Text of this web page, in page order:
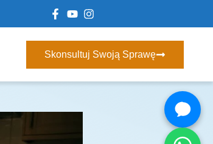
Skonsultuj Swoją Sprawę